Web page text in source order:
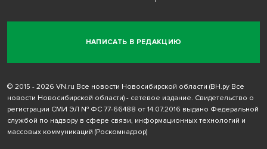
НАПИСАТЬ В РЕДАКЦИЮ
© 2015 - 2026 VN.ru Все новости Новосибирской области (ВН.ру Все
новости Новосибирской области) - сетевое издание. Свидетельство о
регистрации СМИ ЭЛ № ФС 77-66488 от 14.07.2016 выдано Федеральной
службой по надзору в сфере связи, информационных технологий и
массовых коммуникаций (Роскомнадзор)